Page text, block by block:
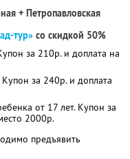
+ Петропавловская
тур» со скидкой 50%
за 210р. и доплата на
за 240р. и доплата
от 17 лет. Купон за
2000р.
предъявить